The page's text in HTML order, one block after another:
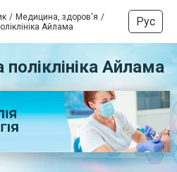
Медицина, здоров'я
Айлама Рус
Айлама